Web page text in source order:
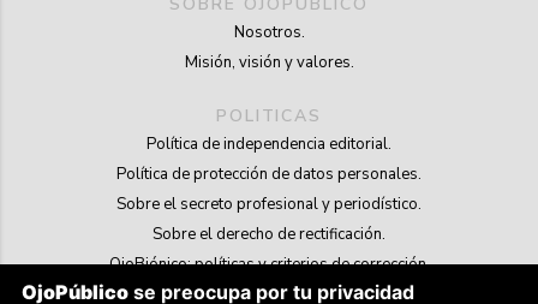
Nosotros.
Misión, visión y valores.
POLITICAS
Política de independencia editorial.
Política de protección de datos personales.
Sobre el secreto profesional y periodístico.
Sobre el derecho de rectificación.
OjoBiónico: políticas y criterios de corrección.
Sobre libertad de información frente a pedidos de retiro de contenidos.
OjoPúblico se preocupa por tu privacidad